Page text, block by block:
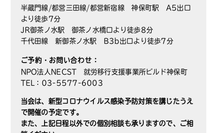
半蔵門線/都営三田線/都営新宿線 神保町駅 A5出口
より徒歩7分
JR御茶ノ水駅 御茶ノ水橋口より徒歩8分
千代田線 新御茶ノ水駅 B3b出口より徒歩7分
ご予約・お問い合わせ：
NPO法人NECST 就労移行支援事業所ビルド神保町
TEL：03-5577-6003
当会は、新型コロナウイルス感染予防対策を講じたうえ
で開催の予定です。
また、上記日程以外での個別相談も承りますので、ご相